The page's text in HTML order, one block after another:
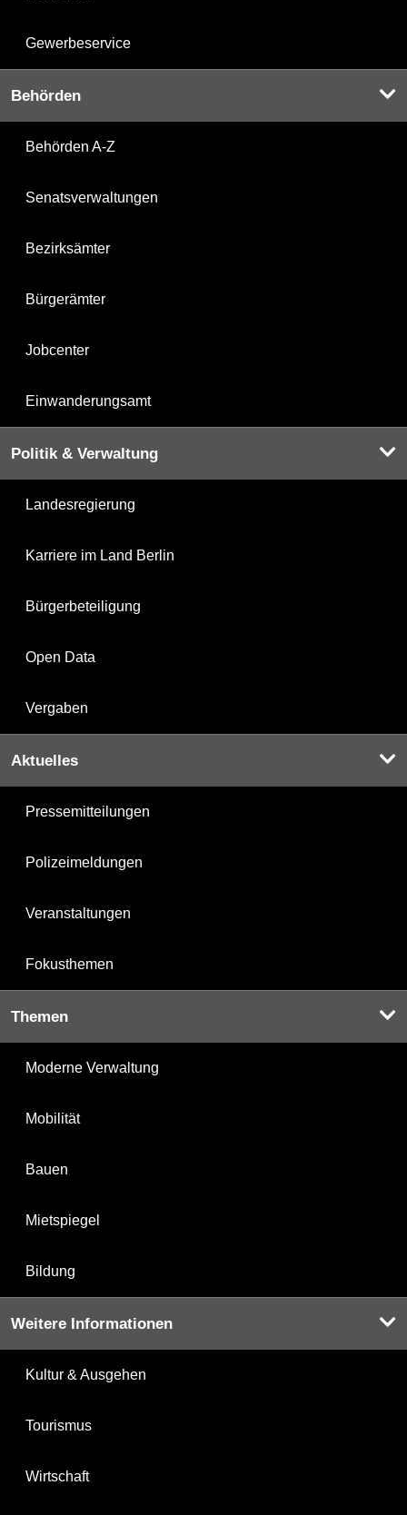
Gewerbeservice
Behörden
Behörden A-Z
Senatsverwaltungen
Bezirksämter
Bürgerämter
Jobcenter
Einwanderungsamt
Politik & Verwaltung
Landesregierung
Karriere im Land Berlin
Bürgerbeteiligung
Open Data
Vergaben
Aktuelles
Pressemitteilungen
Polizeimeldungen
Veranstaltungen
Fokusthemen
Themen
Moderne Verwaltung
Mobilität
Bauen
Mietspiegel
Bildung
Weitere Informationen
Kultur & Ausgehen
Tourismus
Wirtschaft